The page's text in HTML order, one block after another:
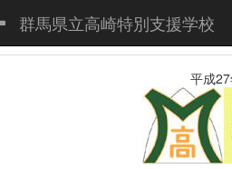
群馬県立高崎特別支援学校
平成